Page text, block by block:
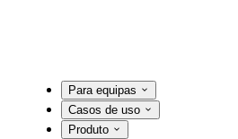
Para equipas
Casos de uso
Produto